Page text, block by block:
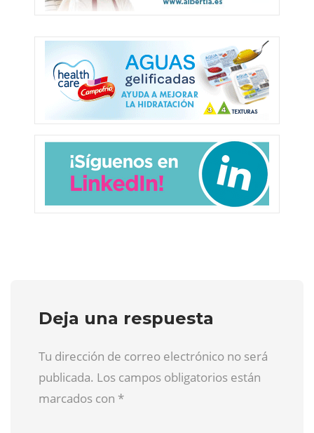
Deja una respuesta
Tu dirección de correo electrónico no será
publicada. Los campos obligatorios están
marcados con *